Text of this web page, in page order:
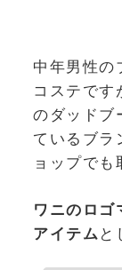
中年男性の
コステです
のダッドブ
ているブラ
ョップでも
ワニのロゴ
アイテム と